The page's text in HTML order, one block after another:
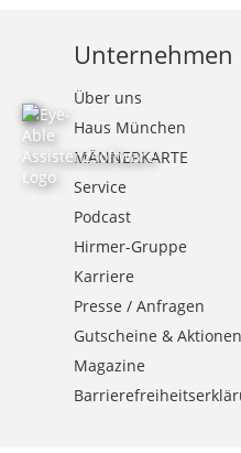
Unternehmen
Über uns
Haus München
MÄNNERKARTE
Service
Podcast
Hirmer-Gruppe
Karriere
Presse / Anfragen
Gutscheine & Aktionen
Magazine